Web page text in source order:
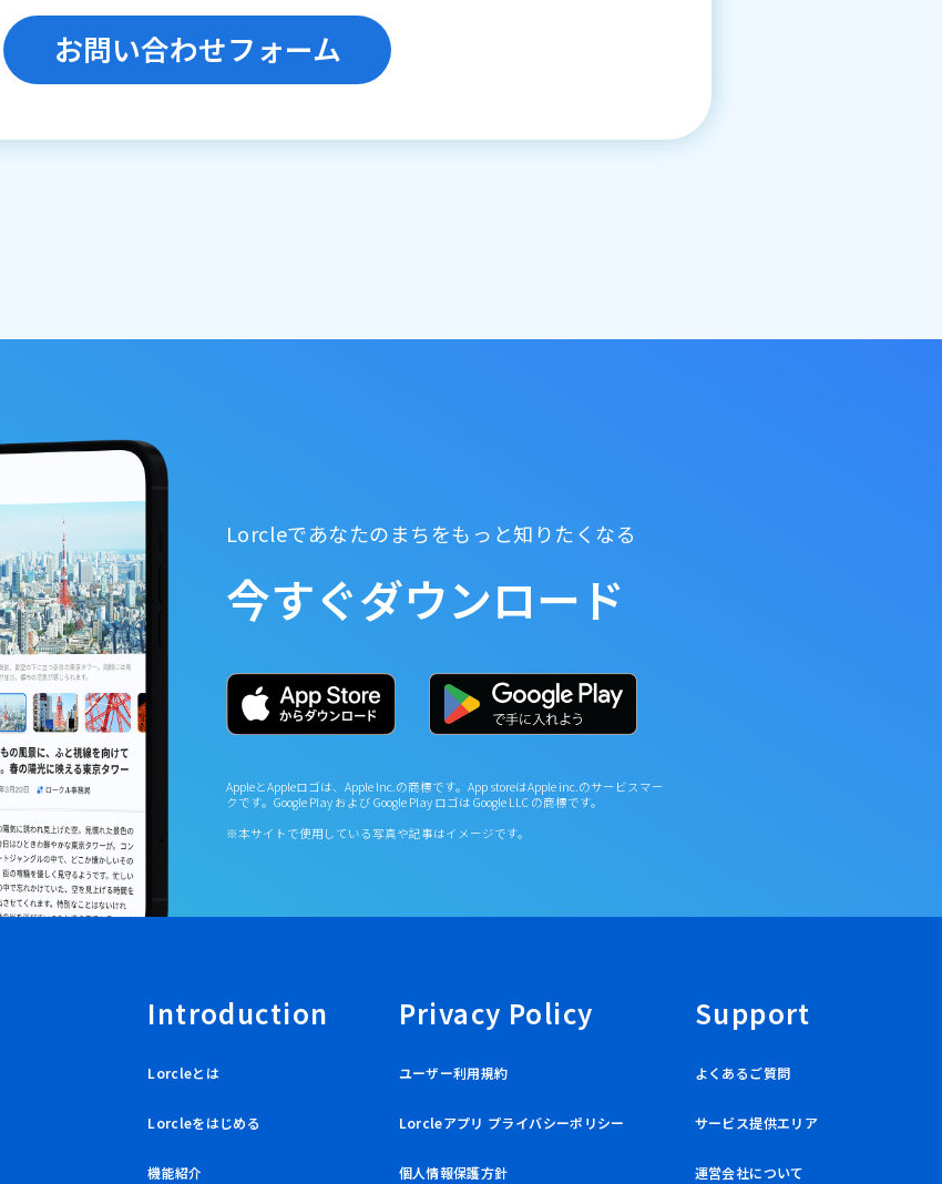
お問い合わせフォーム
Lorcleであなたのまちをもっと知りたくなる
今すぐダウンロード
AppleとAppleロゴは、Apple Inc.の商標です。App storeはApple inc.のサービスマー
クです。Google Play および Google Play ロゴは Google LLC の商標です。
※本サイトで使用している写真や記事はイメージです。
Introduction
Lorcleとは
Lorcleをはじめる
機能紹介
Privacy Policy
ユーザー利用規約
Lorcleアプリ プライバシーポリシー
個人情報保護方針
Support
よくあるご質問
サービス提供エリア
運営会社について